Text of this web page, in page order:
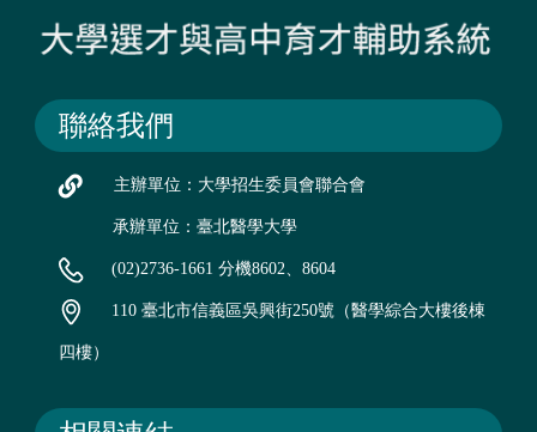
聯絡我們
主辦單位：大學招生委員會聯合會
承辦單位：臺北醫學大學
(02)2736-1661 分機8602、8604
110 臺北市信義區吳興街250號（醫學綜合大樓後棟
四樓）